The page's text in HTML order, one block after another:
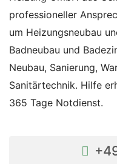
professioneller
um Heizungsneubau
Badneubau und
Neubau, Sanierung,
Sanitärtechnik. Hilfe
365 Tage Notdienst.